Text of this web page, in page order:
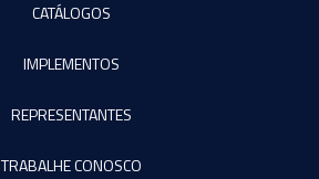
CATÁLOGOS
IMPLEMENTOS
REPRESENTANTES
TRABALHE CONOSCO